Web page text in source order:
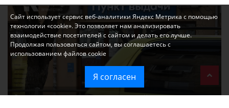
Ozon перестал принимать новые заказы в Крым
Сайт использует сервис веб-аналитики Яндекс Метрика с помощью
технологии «cookie». Это позволяет нам анализировать
взаимодействие посетителей с сайтом и делать его лучше.
Продолжая пользоваться сайтом, вы соглашаетесь с
использованием файлов cookie
Я согласен